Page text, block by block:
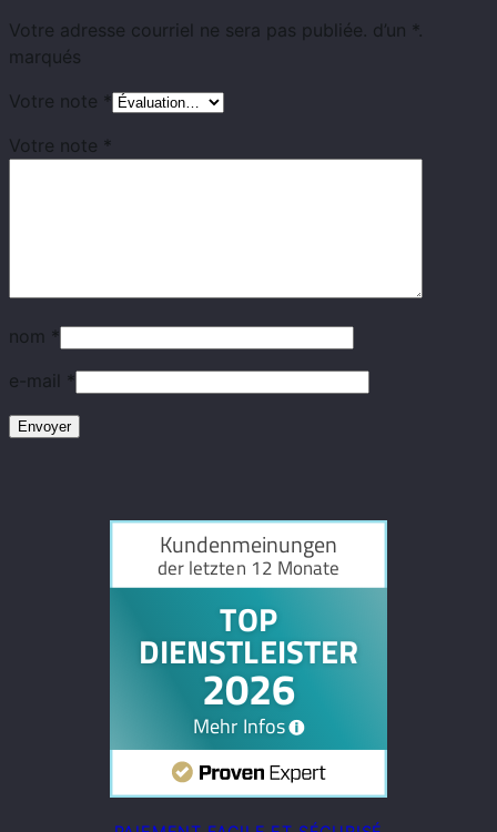
Votre adresse courriel ne sera pas publiée. d’un *.
marqués
Votre note *
Votre note *
nom *
e-mail *